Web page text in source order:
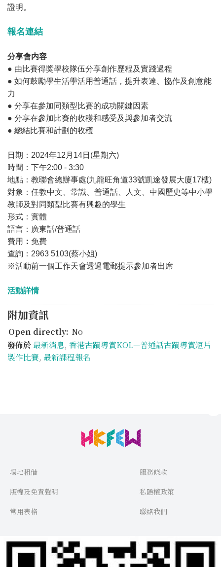
證明。
報名連結
分享會内容
● 由比賽得獎學校隊伍分享創作歷程及實踐過程
● 如何鼓勵學生活學活用普通話，提升表達、協作及創意能
力
● 分享在參加同類型比賽的成功關鍵因素
● 分享在參加比賽的收穫和感受及與參加者交流
● 總結比賽和計劃的收穫
日期：2024年12月14日(星期六)
時間：下午2:00 - 3:30
地點：教聯會總辦事處(九龍旺角道33號凱途發展大廈17樓)
對象：任教中文、常識、普通話、人文、中國歷史等中小學
教師及對同類型比賽有興趣的學生
形式：實體
語言：廣東話/普通話
費用 ： 免費
查詢：2963 5103(蔡小姐)
※活動前一個工作天會透過電郵提示參加者出席
活動詳情
附加資訊
Open directly: No
發佈於最新消息, 香港古蹟導賞KOL—普通話古蹟導賞短片
製作比賽, 最新課程報名
場地租借
服務條款
版權及免責聲明
私隱權政策
常用表格
聯絡我們